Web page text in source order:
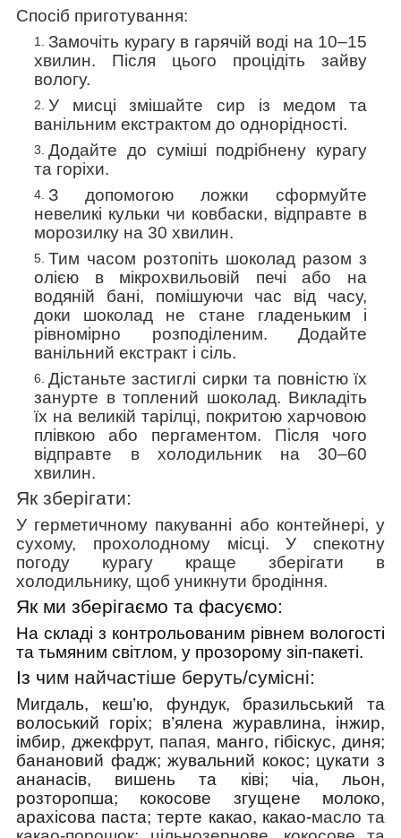
Спосіб приготування:
Замочіть курагу в гарячій воді на 10–15
хвилин. Після цього процідіть зайву
вологу.
У мисці змішайте сир із медом та
ванільним екстрактом до однорідності.
Додайте до суміші подрібнену курагу
та горіхи.
З допомогою ложки сформуйте
невеликі кульки чи ковбаски, відправте в
морозилку на 30 хвилин.
Тим часом розтопіть шоколад разом з
олією в мікрохвильовій печі або на
водяній бані, помішуючи час від часу,
доки шоколад не стане гладеньким і
рівномірно розподіленим. Додайте
ванільний екстракт і сіль.
Дістаньте застиглі сирки та повністюїх
занурте в топлений шоколад. Викладіть
їх на великій тарілці, покритою харчовою
плівкою або пергаментом. Після чого
відправте в холодильник на 30–60
хвилин.
Як зберігати:
У герметичному пакуванні або контейнері, у
сухому, прохолодному місці. У спекотну
погоду курагу краще зберігати в
холодильнику, щоб уникнути бродіння.
Як ми зберігаємо та фасуємо:
На складі з контрольованим рівнем вологості
та тьмяним світлом, у прозорому зіп-пакеті.
Із чим найчастіше беруть/cумісні:
Мигдаль, кеш’ю, фундук, бразильський та
волоський горіх; в’ялена журавлина, інжир,
імбир, джекфрут, папая, манго, гібіскус, диня;
банановий фадж; жувальний кокос; цукати з
ананасів, вишень та ківі; чіа, льон,
розторопша; кокосове згущене молоко,
арахісова паста; терте какао, какао-масло та